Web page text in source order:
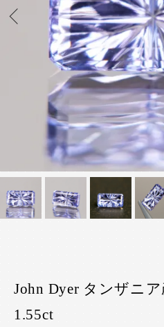
John Dyer タンザニ
1.55ct